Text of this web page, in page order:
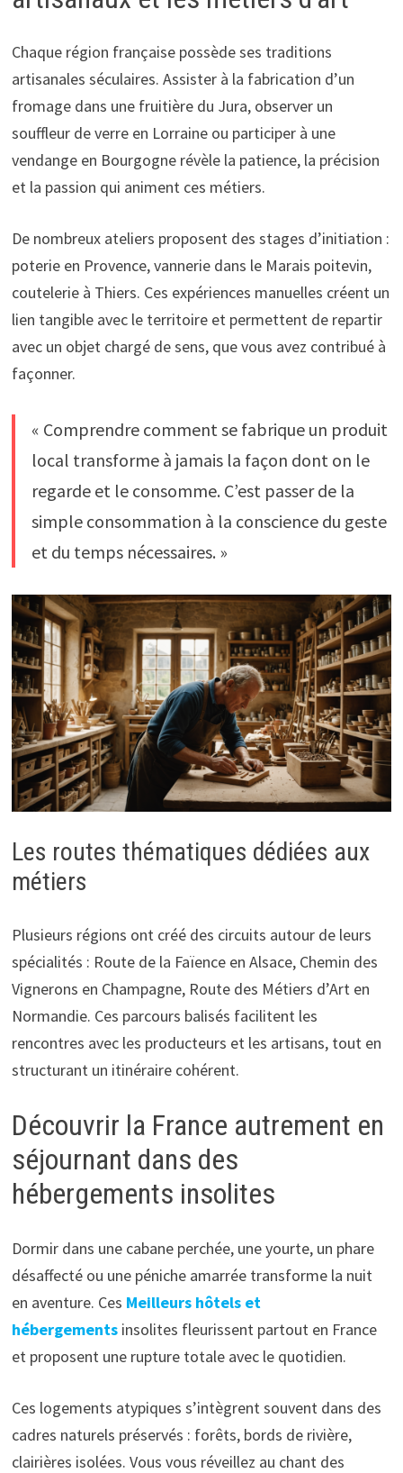
Chaque région française possède ses traditions
artisanales séculaires. Assister à la fabrication d’un
fromage dans une fruitière du Jura, observer un
souffleur de verre en Lorraine ou participer à une
vendange en Bourgogne révèle la patience, la précision
et la passion qui animent ces métiers.
De nombreux ateliers proposent des stages d’initiation :
poterie en Provence, vannerie dans le Marais poitevin,
coutelerie à Thiers. Ces expériences manuelles créent un
lien tangible avec le territoire et permettent de repartir
avec un objet chargé de sens, que vous avez contribué à
façonner.
« Comprendre comment se fabrique un produit
local transforme à jamais la façon dont on le
regarde et le consomme. C’est passer de la
simple consommation à la conscience du geste
et du temps nécessaires. »
Les routes thématiques dédiées aux
métiers
Plusieurs régions ont créé des circuits autour de leurs
spécialités : Route de la Faïence en Alsace, Chemin des
Vignerons en Champagne, Route des Métiers d’Art en
Normandie. Ces parcours balisés facilitent les
rencontres avec les producteurs et les artisans, tout en
structurant un itinéraire cohérent.
Découvrir la France autrement en
séjournant dans des
hébergements insolites
Dormir dans une cabane perchée, une yourte, un phare
désaffecté ou une péniche amarrée transforme la nuit
en aventure. Ces Meilleurs hôtels et
hébergementsinsolites fleurissent partout en France
et proposent une rupture totale avec le quotidien.
Ces logements atypiques s’intègrent souvent dans des
cadres naturels préservés : forêts, bords de rivière,
clairières isolées. Vous vous réveillez au chant des